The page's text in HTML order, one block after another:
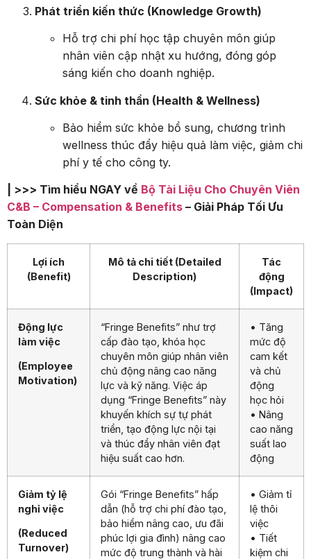
Phát triển kiến thức (Knowledge Growth)
Hỗ trợ chi phí học tập chuyên môn giúp
nhân viên cập nhật xu hướng, đóng góp
sáng kiến cho doanh nghiệp.
Sức khỏe & tinh thần (Health & Wellness)
Bảo hiểm sức khỏe bổ sung, chương trình
wellness thúc đẩy hiệu quả làm việc, giảm chi
phí y tế cho công ty.
| >>> Tìm hiểu NGAY về Bộ Tài Liệu Cho Chuyên Viên
C&B – Compensation & Benefits – Giải Pháp Tối Ưu
Toàn Diện
Lợi ích
(Benefit)
Mô tả chi tiết (Detailed
Description)
Tác
động
(Impact)
Động lực
làm việc
(Employee
Motivation)
“Fringe Benefits” như trợ
cấp đào tạo, khóa học
chuyên môn giúp nhân viên
chủ động nâng cao năng
lực và kỹ năng. Việc áp
dụng “Fringe Benefits” này
khuyến khích sự tự phát
triển, tạo động lực nội tại
và thúc đẩy nhân viên đạt
hiệu suất cao hơn.
• Tăng
mức độ
cam kết
và chủ
động
học hỏi
• Nâng
cao năng
suất lao
động
Giảm tỷ lệ
nghỉ việc
(Reduced
Turnover)
Gói “Fringe Benefits” hấp
dẫn (hỗ trợ chi phí đào tạo,
bảo hiểm nâng cao, ưu đãi
phúc lợi gia đình) nâng cao
mức độ trung thành và hài
• Giảm tỉ
lệ thôi
việc
• Tiết
kiệm chi